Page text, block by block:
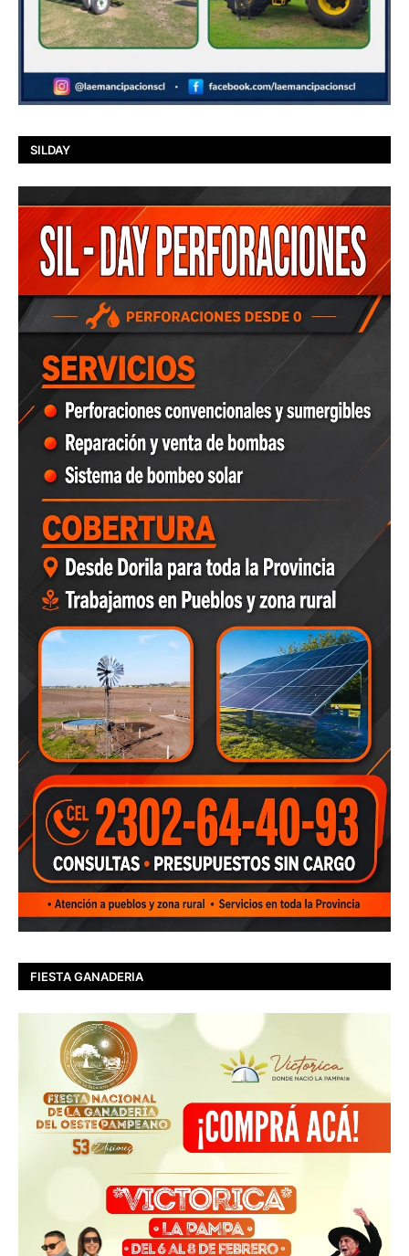
SILDAY
FIESTA GANADERIA